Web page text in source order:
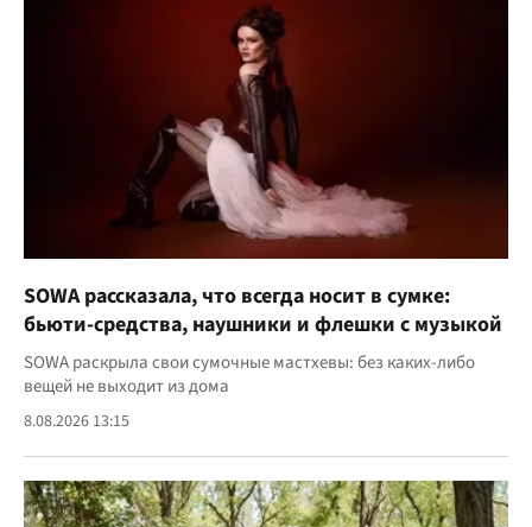
SOWA рассказала, что всегда носит в сумке:
бьюти-средства, наушники и флешки с музыкой
SOWA раскрыла свои сумочные мастхевы: без каких-либо
вещей не выходит из дома
8.08.2026 13:15